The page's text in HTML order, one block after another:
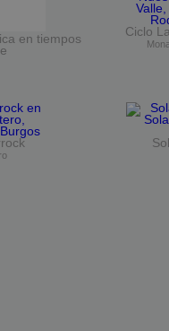
en tiempos
Ciclo